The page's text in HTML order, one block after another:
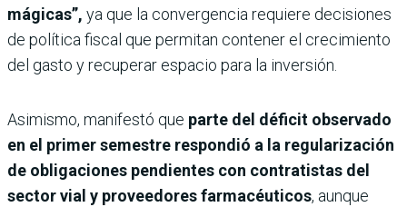
mágicas”, ya que la convergencia requiere decisiones
de política fiscal que permitan contener el crecimiento
del gasto y recuperar espacio para la inversión.
Asimismo, manifestó que parte del déficit observado
en el primer semestre respondió a la regularización
de obligaciones pendientes con contratistas del
sector vial y proveedores farmacéuticos, aunque